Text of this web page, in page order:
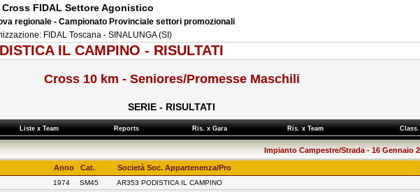
Cross FIDAL Settore Agonistico
regionale - Campionato Provinciale settori promozionali
FIDAL Toscana - SINALUNGA (SI)
IL CAMPINO - RISULTATI
Cross 10 km - Seniores/Promesse Maschili
SERIE - RISULTATI
Liste x Team Reports Ris. x Gara Ris. x Team
Impianto Campestre/Strada - 16 Gennaio
Anno Cat. Società Soc. Appartenenza/Pro
1974 SM45 AR353 PODISTICA IL CAMPINO